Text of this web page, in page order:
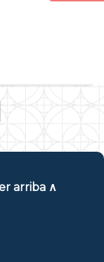
arriba ∧